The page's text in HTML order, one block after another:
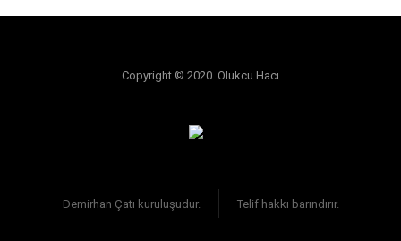
Copyright © 2020. Olukcu Hacı
Demirhan Çatı kuruluşudur. Telif hakkı barındırır.